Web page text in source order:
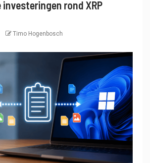
rond XRP
Timo Hogenbosch